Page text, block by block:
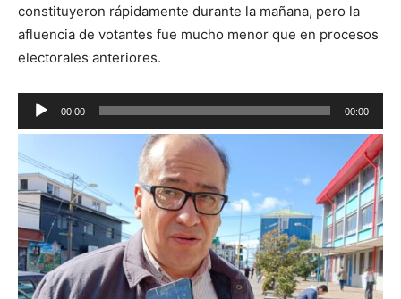
constituyeron rápidamente durante la mañana, pero la
afluencia de votantes fue mucho menor que en procesos
electorales anteriores.
Reproductor
de
audio
00:00 00:00